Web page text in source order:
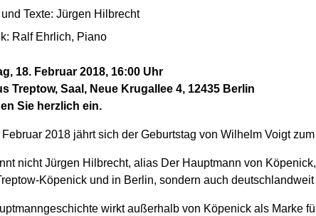
und Texte: Jürgen Hilbrecht
Ralf Ehrlich, Piano
18. Februar 2018, 16:00 Uhr
Treptow, Saal, Neue Krugallee 4, 12435 Berlin
Sie herzlich ein.
2018 jährt sich der Geburtstag von Wilhelm Voigt
nicht Jürgen Hilbrecht, alias Der Hauptmann von
Köpenick und in Berlin, sondern auch
wirkt außerhalb von Köpenick als Marke